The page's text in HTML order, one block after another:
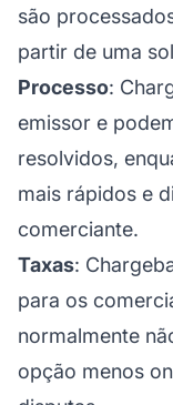
são
partir de uma
Processo:
emissor e
resolvidos,
mais rápidos e
comerciante.
Taxas:
para os
normalmente
opção menos